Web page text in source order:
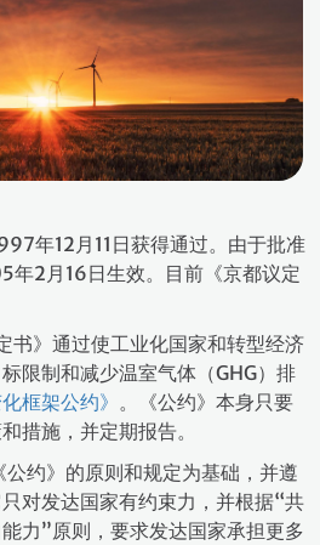
年12月11日获得通过。由于批准
年2月16日生效。目前《京都议定
》通过使工业化国家和转型经济
限制和减少温室气体（GHG）排
框架公约》 。《公约》本身只要
措施，并定期报告。
》的原则和规定为基础，并遵
对发达国家有约束力，并根据“共
力”原则，要求发达国家承担更多